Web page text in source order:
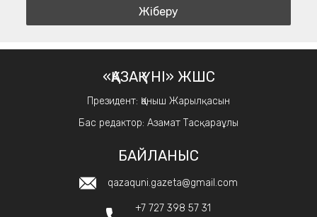
«ҚАЗАҚ ҮНІ» ЖШС
Президент: Қаныш Жарылқасын
Бас редактор: Азамат Тасқараұлы
БАЙЛАНЫС
qazaquni.gazeta@gmail.com
+7 727 398 57 31